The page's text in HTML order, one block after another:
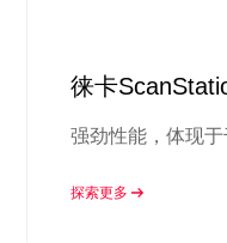
徕卡
强劲性能，体现
探索更多